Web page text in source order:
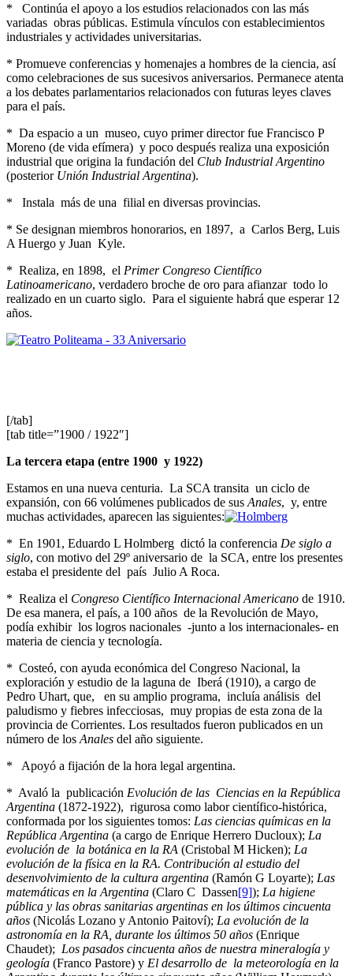
* Continúa el apoyo a los estudios relacionados con las más
variadas obras públicas. Estimula vínculos con establecimientos
industriales y actividades universitarias.
* Promueve conferencias y homenajes a hombres de la ciencia, así
como celebraciones de sus sucesivos aniversarios. Permanece atenta
a los debates parlamentarios relacionados con futuras leyes claves
para el país.
* Da espacio a un museo, cuyo primer director fue Francisco P
Moreno (de vida efímera) y poco después realiza una exposición
industrial que origina la fundación del Club Industrial Argentino
(posterior Unión Industrial Argentina).
* Instala más de una filial en diversas provincias.
* Se designan miembros honorarios, en 1897, a Carlos Berg, Luis
A Huergo y Juan Kyle.
* Realiza, en 1898, el Primer Congreso Científico
Latinoamericano, verdadero broche de oro para afianzar todo lo
realizado en un cuarto siglo. Para el siguiente habrá que esperar 12
años.
[/tab]
[tab title=”1900 / 1922″]
La tercera etapa (entre 1900 y 1922)
Estamos en una nueva centuria. La SCA transita un ciclo de
expansión, con 66 volúmenes publicados de sus Anales, y, entre
muchas actividades, aparecen las siguientes:
* En 1901, Eduardo L Holmberg dictó la conferencia De siglo a
siglo, con motivo del 29º aniversario de la SCA, entre los presentes
estaba el presidente del país Julio A Roca.
* Realiza el Congreso Científico Internacional Americano de 1910.
De esa manera, el país, a 100 años de la Revolución de Mayo,
podía exhibir los logros nacionales -junto a los internacionales- en
materia de ciencia y tecnología.
* Costeó, con ayuda económica del Congreso Nacional, la
exploración y estudio de la laguna de Iberá (1910), a cargo de
Pedro Uhart, que, en su amplio programa, incluía análisis del
paludismo y fiebres infecciosas, muy propias de esta zona de la
provincia de Corrientes. Los resultados fueron publicados en un
número de los Anales del año siguiente.
* Apoyó a fijación de la hora legal argentina.
* Avaló la publicación Evolución de las Ciencias en la República
Argentina (1872-1922), rigurosa como labor científico-histórica,
conformada por los siguientes tomos: Las ciencias químicas en la
República Argentina (a cargo de Enrique Herrero Ducloux); La
evolución de la botánica en la RA (Cristobal M Hicken); La
evolución de la física en la RA. Contribución al estudio del
desenvolvimiento de la cultura argentina (Ramón G Loyarte); Las
matemáticas en la Argentina (Claro C Dassen[9]); La higiene
pública y las obras sanitarias argentinas en los últimos cincuenta
años (Nicolás Lozano y Antonio Paitoví); La evolución de la
astronomía en la RA, durante los últimos 50 años (Enrique
Chaudet); Los pasados cincuenta años de nuestra mineralogía y
geología (Franco Pastore) y El desarrollo de la meteorología en la